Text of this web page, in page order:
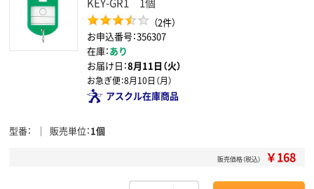
（2件）
お申込番号：356307
在庫：あり
お届け日：8月11日（火）
お急ぎ便：8月10日（月）
アスクル在庫商品
型番 販売単位 1個
販売価格（税込） ￥168